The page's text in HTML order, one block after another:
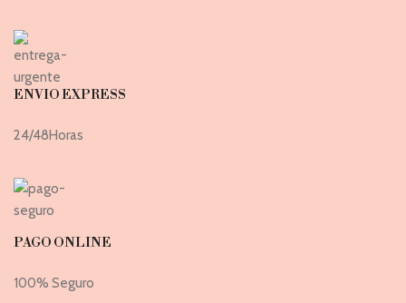
ENVIO EXPRESS
24/48Horas
PAGO ONLINE
100% Seguro